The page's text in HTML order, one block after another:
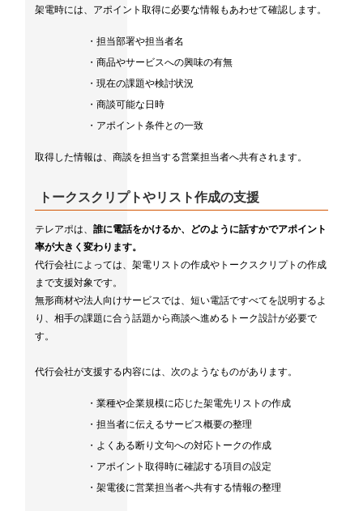
架電時には、アポイント取得に必要な情報もあわせて確認します。
・担当部署や担当者名
・商品やサービスへの興味の有無
・現在の課題や検討状況
・商談可能な日時
・アポイント条件との一致
取得した情報は、商談を担当する営業担当者へ共有されます。
トークスクリプトやリスト作成の支援
テレアポは、 誰に電話をかけるか、どのように話すかでアポイント
率が大きく変わります。
代行会社によっては、架電リストの作成やトークスクリプトの作成
まで支援対象です。
無形商材や法人向けサービスでは、短い電話ですべてを説明するよ
り、相手の課題に合う話題から商談へ進めるトーク設計が必要で
す。
代行会社が支援する内容には、次のようなものがあります。
・業種や企業規模に応じた架電先リストの作成
・担当者に伝えるサービス概要の整理
・よくある断り文句への対応トークの作成
・アポイント取得時に確認する項目の設定
・架電後に営業担当者へ共有する情報の整理